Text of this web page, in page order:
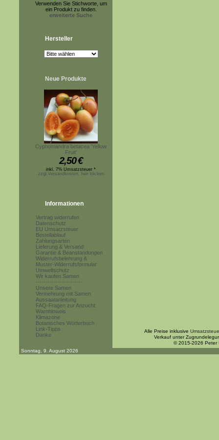
Verwenden Sie Stichworte, um
ein Produkt zu finden.
erweiterte Suche
Hersteller
Neue Produkte
Cyphomandra betacea 'Yellow
Fruit'
2,50€
inkl. 7% Umsatzsteuer *
zzgl.Versandkosten, hier klicken
Informationen
Vertrag widerrufen
Datenschutz
EU Umsatzsteuer
Bestellablauf
Zahlungsarten
Lieferung & Versand
Garantie & Beanstandungen
Widerrufsbelehrung &
Muster-Widerrufsformular
Umweltschutz
Wir kaufen Samen
------------------------
Unsere Samen
Vermehrung mit Samen
Aussaatanleitung
FAQ-Fragen zur Anzucht
Warnhinweis
Klimazone
Botanisches Wörterbuch
Link-Tipps
Danke
Alle Preise inklusive
Verkauf unter
© 2015-2026 Peter
Sonntag, 9. August 2026